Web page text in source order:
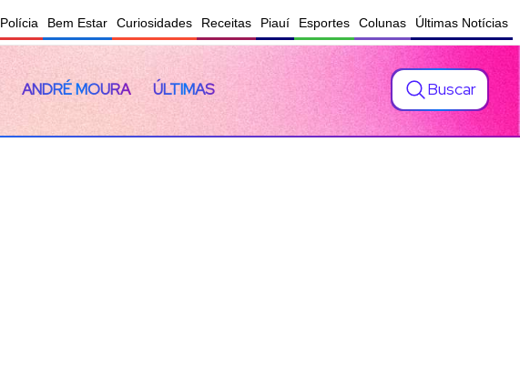
Polícia Bem Estar Curiosidades Receitas Piauí Esportes Colunas Últimas Notícias
ANDRÉ MOURA ÚLTIMAS Buscar